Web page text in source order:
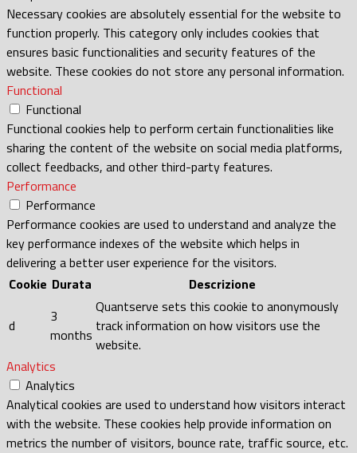
Necessary cookies are absolutely essential for the website to
function properly. This category only includes cookies that
ensures basic functionalities and security features of the
website. These cookies do not store any personal information.
Functional
Functional
Functional cookies help to perform certain functionalities like
sharing the content of the website on social media platforms,
collect feedbacks, and other third-party features.
Performance
Performance
Performance cookies are used to understand and analyze the
key performance indexes of the website which helps in
delivering a better user experience for the visitors.
Cookie Durata Descrizione
d
3
months
Quantserve sets this cookie to anonymously
track information on how visitors use the
website.
Analytics
Analytics
Analytical cookies are used to understand how visitors interact
with the website. These cookies help provide information on
metrics the number of visitors, bounce rate, traffic source, etc.